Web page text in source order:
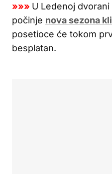
»»» U Ledenoj dvorani
počinje nova sezona
posetioce će tokom
besplatan.